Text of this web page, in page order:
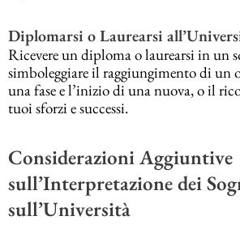
Diplomarsi o Laurearsi
Ricevere un diploma o laurearsi in un
simboleggiare il raggiungimento di un
una fase e l’inizio di una nuova, o il
tuoi sforzi e successi.
Considerazioni Aggiuntive
sull’Interpretazione dei
sull’Università